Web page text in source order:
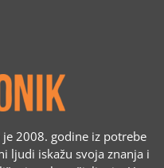
je 2008. godine iz potrebe
ljudi iskažu svoja znanja i